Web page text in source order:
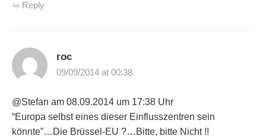
Reply
roc
09/09/2014 at 00:38
@Stefan am 08.09.2014 um 17:38 Uhr
“Europa selbst eines dieser Einflusszentren sein
könnte”…Die Brüssel-EU ?…Bitte, bitte Nicht !!